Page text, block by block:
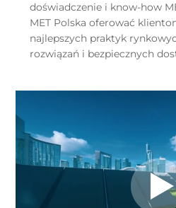
doświadczenie i know-how
MET Polska oferować
najlepszych praktyk
rozwiązań i bezpiecznych